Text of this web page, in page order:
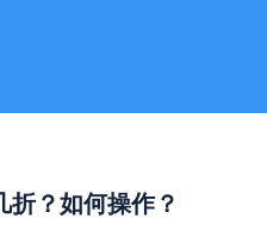
？如何操作？